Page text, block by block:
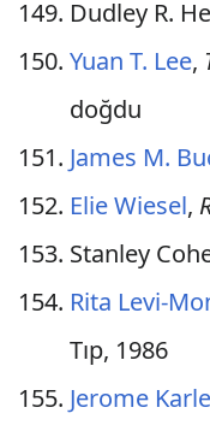
Dudley R.
Yuan T. Lee,
doğdu
James M.
Elie Wiesel,
Stanley
Rita Levi-
Tıp, 1986
Jerome Karle